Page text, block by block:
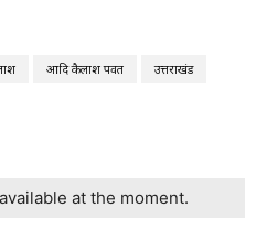
आदि कैलाश पर्वत
उत्तराखंड
at the moment.